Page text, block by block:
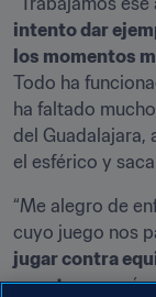
intento dar
los momentos
Todo ha
ha faltado
del Guadalajara,
el esférico y
“Me alegro de
cuyo juego nos
jugar contra
nosotras, y más